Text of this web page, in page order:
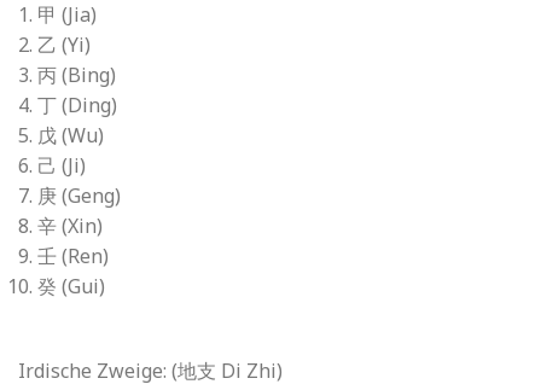
甲 (Jia)
乙 (Yi)
丙 (Bing)
丁 (Ding)
戊 (Wu)
己 (Ji)
庚 (Geng)
辛 (Xin)
壬 (Ren)
癸 (Gui)
Irdische Zweige: (地支 Di Zhi)